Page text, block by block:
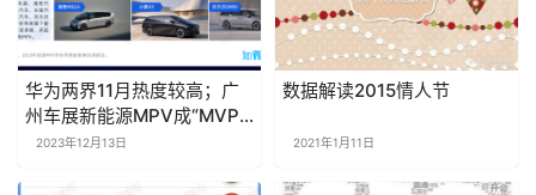
华为两界11月热度较高；广
州车展新能源MPV成“MVP”
| 新能源汽车月报
2023年12月13日
数据解读2015情人节
2021年1月11日